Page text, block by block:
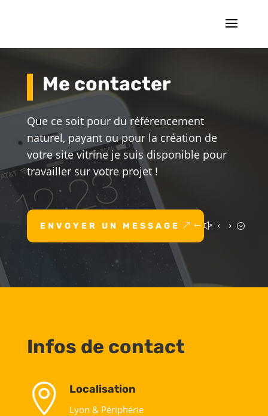
Me contacter
Que ce soit pour du référencement
naturel, payant ou pour la création de
votre site vitrine je suis disponible pour
travailler sur votre projet !
ENVOYER UN MESSAGE
Infos de contact
 Localisation
Lyon & Périphérie